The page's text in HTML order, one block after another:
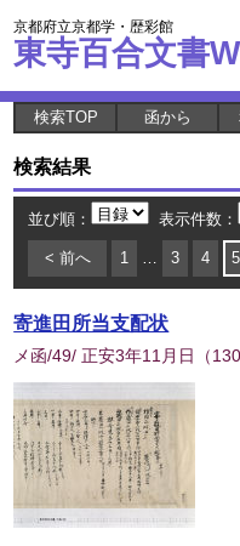
京都府立京都学・歴彩館
東寺百合文書
検索TOP 函から
検索結果
並び順： 表示件数：
< 前へ 1 … 3 4 5
寄進田所当支配状
メ函/49/ 正安3年11月日 （